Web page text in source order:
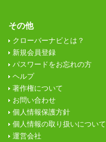
その他
クローバーナビとは？
新規会員登録
パスワードをお忘れの方
ヘルプ
著作権について
お問い合わせ
個人情報保護方針
個人情報の取り扱いについて
運営会社